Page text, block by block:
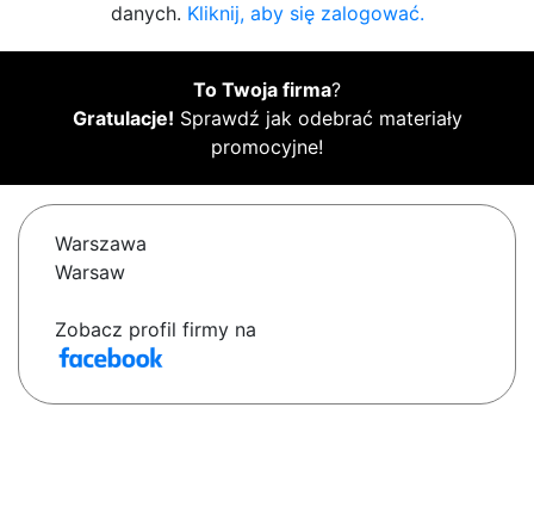
danych. Kliknij, aby się zalogować.
To Twoja firma?
Gratulacje! Sprawdź jak odebrać materiały
promocyjne!
Warszawa
Warsaw
Zobacz profil firmy na